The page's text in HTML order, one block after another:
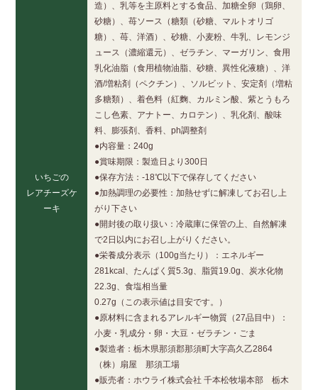
いちごの
レアチーズケ
ーキ
造）、乳等を主原料とする食品、加糖全卵（鶏卵、
砂糖）、苺ソース（糖類（砂糖、マルトオリゴ
糖）、苺、洋酒）、砂糖、小麦粉、牛乳、レモンジ
ュース（濃縮還元）、ゼラチン、マーガリン、食用
乳化油脂（食用植物油脂、砂糖、異性化液糖）、洋
酒/増粘剤（ペクチン）、ソルビット、安定剤（増粘
多糖類）、着色料（紅麴、カルミン酸、紫とうもろ
こし色素、アナトー、カロテン）、乳化剤、酸味
料、膨張剤、香料、ph調整剤
●内容量：240g
●賞味期限：製造日より300日
●保存方法：-18℃以下で保存してください
●加熱調理の必要性：加熱せずに解凍してお召し上
がり下さい
●開封後の取り扱い：冷蔵庫に保管の上、自然解凍
で2日以内にお召し上がりください。
●栄養成分表示（100g当たり）：エネルギー
281kcal、たんぱく質5.3g、脂質19.0g、炭水化物
22.3g、食塩相当量
0.27g（この表示値は目安です。）
●原材料に含まれるアレルギー物質（27品目中）：
小麦・乳成分・卵・大豆・ゼラチン・ごま
●製造者：栃木県那須郡那須町大字高久乙2864
（株）扇屋 那須工場
●販売者：ホウライ株式会社 千本松牧場本部 栃木